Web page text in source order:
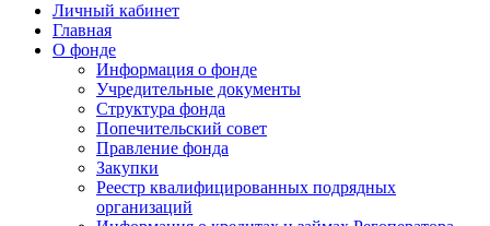
Личный кабинет
Главная
О фонде
Информация о фонде
Учредительные документы
Структура фонда
Попечительский совет
Правление фонда
Закупки
Реестр квалифицированных подрядных
организаций